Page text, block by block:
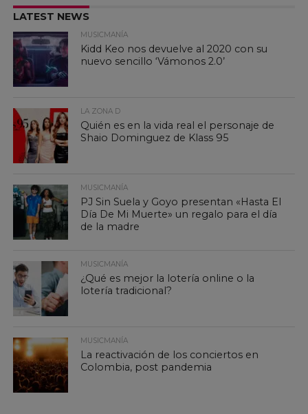
LATEST NEWS
MUSICMANÍA
Kidd Keo nos devuelve al 2020 con su
nuevo sencillo ‘Vámonos 2.0’
LA ZONA D
Quién es en la vida real el personaje de
Shaio Dominguez de Klass 95
MUSICMANÍA
PJ Sin Suela y Goyo presentan «Hasta El
Día De Mi Muerte» un regalo para el día
de la madre
MUSICMANÍA
¿Qué es mejor la lotería online o la
lotería tradicional?
MUSICMANÍA
La reactivación de los conciertos en
Colombia, post pandemia